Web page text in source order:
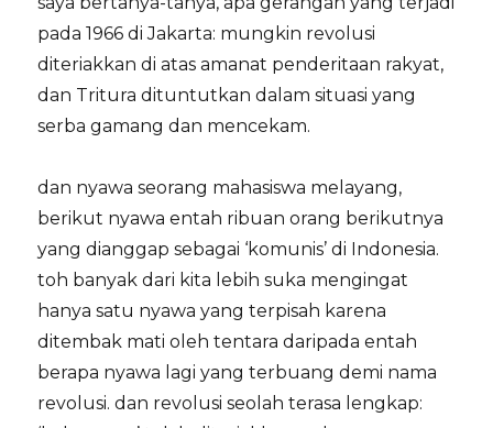
pada 1966 di Jakarta: mungkin revolusi
diteriakkan di atas amanat penderitaan rakyat,
dan Tritura dituntutkan dalam situasi yang
serba gamang dan mencekam.
dan nyawa seorang mahasiswa melayang,
berikut nyawa entah ribuan orang berikutnya
yang dianggap sebagai ‘komunis’ di Indonesia.
toh banyak dari kita lebih suka mengingat
hanya satu nyawa yang terpisah karena
ditembak mati oleh tentara daripada entah
berapa nyawa lagi yang terbuang demi nama
revolusi. dan revolusi seolah terasa lengkap: